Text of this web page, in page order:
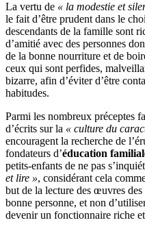
La vertu de « la modestie et
le fait d’être prudent dans le
descendants de la famille sont
d’amitié avec des personnes
de la bonne nourriture et de
ceux qui sont perfides,
bizarre, afin d’éviter d’être
habitudes.
Parmi les nombreux préceptes
d’écrits sur la « culture du
encouragent la recherche de
fondateurs d’éducation
petits-enfants de ne pas
et lire », considérant cela
but de la lecture des œuvres des
bonne personne, et non
devenir un fonctionnaire riche